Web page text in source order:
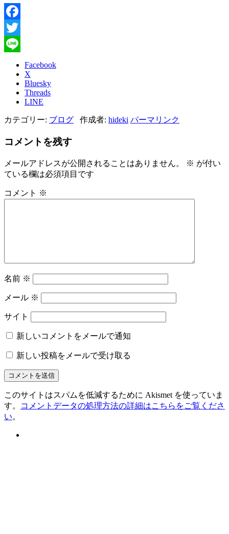
Facebook
Twitter
Facebook
X
Bluesky
Threads
LINE
カテゴリー: ブログ 作成者: hideki パーマリンク
コメントを残す
メールアドレスが公開されることはありません。 ※ が付い
ている欄は必須項目です
コメント ※
名前 ※
メール ※
サイト
新しいコメントをメールで通知
新しい投稿をメールで受け取る
このサイトはスパムを低減するために Akismet を使っていま
す。
コメントデータの処理方法の詳細はこちらをご覧くださ
い。